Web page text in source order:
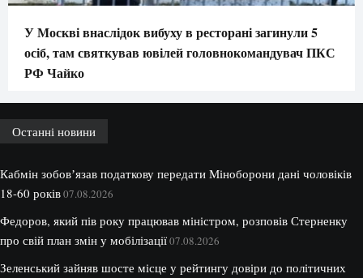
У Москві внаслідок вибуху в ресторані загинули 5
осіб, там святкував ювілей головнокомандувач ПКС
РФ Чайко
Останні новини
Кабмін зобовʼязав податкову передати Міноборони дані чоловіків
18-60 років07.08.2026
Федоров, який пів року працював міністром, розповів Стерненку
про свій план змін у мобілізації07.08.2026
Зеленський зайняв шосте місце у рейтингу довіри до політичних